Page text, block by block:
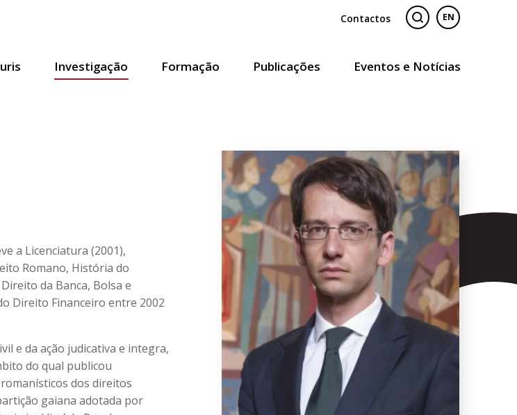
Contactos EN
Investigação Formação Publicações Eventos e Notícias
a Licenciatura (2001),
Romano, História do
da Banca, Bolsa e
Direito Financeiro entre 2002
e da ação judicativa e integra,
do qual publicou
dos direitos
gaiana adotada por